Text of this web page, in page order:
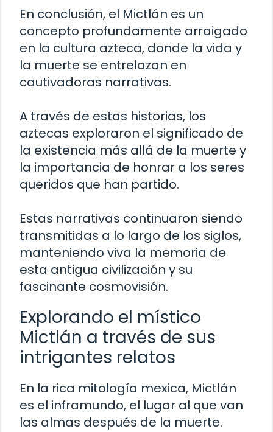
En conclusión, el Mictlán es un
concepto profundamente arraigado
en la cultura azteca, donde la vida y
la muerte se entrelazan en
cautivadoras narrativas.
A través de estas historias, los
aztecas exploraron el significado de
la existencia más allá de la muerte y
la importancia de honrar a los seres
queridos que han partido.
Estas narrativas continuaron siendo
transmitidas a lo largo de los siglos,
manteniendo viva la memoria de
esta antigua civilización y su
fascinante cosmovisión.
Explorando el místico
Mictlán a través de sus
intrigantes relatos
En la rica mitología mexica, Mictlán
es el inframundo, el lugar al que van
las almas después de la muerte.